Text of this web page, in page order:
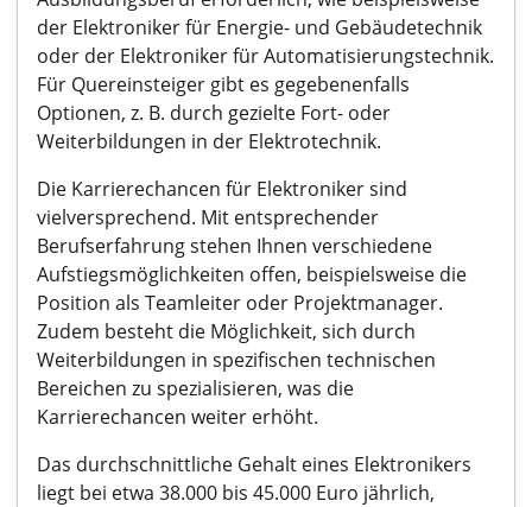
der Elektroniker für Energie- und Gebäudetechnik
oder der Elektroniker für Automatisierungstechnik.
Für Quereinsteiger gibt es gegebenenfalls
Optionen, z. B. durch gezielte Fort- oder
Weiterbildungen in der Elektrotechnik.
Die Karrierechancen für Elektroniker sind
vielversprechend. Mit entsprechender
Berufserfahrung stehen Ihnen verschiedene
Aufstiegsmöglichkeiten offen, beispielsweise die
Position als Teamleiter oder Projektmanager.
Zudem besteht die Möglichkeit, sich durch
Weiterbildungen in spezifischen technischen
Bereichen zu spezialisieren, was die
Karrierechancen weiter erhöht.
Das durchschnittliche Gehalt eines Elektronikers
liegt bei etwa 38.000 bis 45.000 Euro jährlich,